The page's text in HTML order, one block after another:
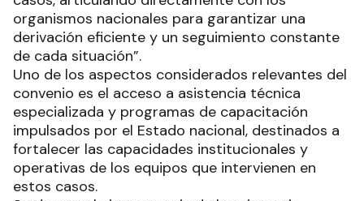
organismos nacionales para garantizar una
derivación eficiente y un seguimiento constante
de cada situación”.
Uno de los aspectos considerados relevantes del
convenio es el acceso a asistencia técnica
especializada y programas de capacitación
impulsados por el Estado nacional, destinados a
fortalecer las capacidades institucionales y
operativas de los equipos que intervienen en
estos casos.